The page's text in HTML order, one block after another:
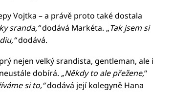
Vojtka – a právě proto také dostala
sranda,“dodává Markéta. „Tak jsem si
dodává.
nejen velký srandista, gentleman, ale i
dobírá. „Někdy to ale přežene,“
si to,“dodává její kolegyně Hana